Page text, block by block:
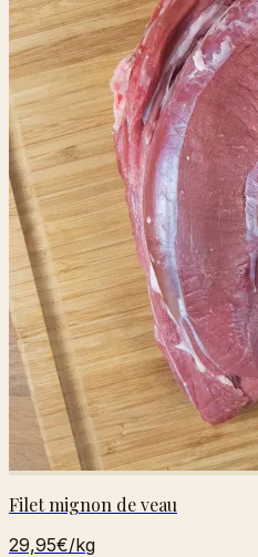
Filet mignon de veau
29,95€/kg